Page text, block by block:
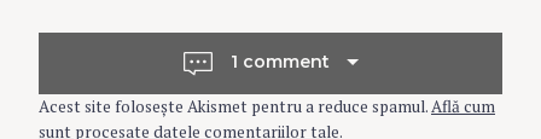
s
t
1 comment
Acest site folosește Akismet pentru a reduce spamul.Află cum
sunt procesate datele comentariilor tale.